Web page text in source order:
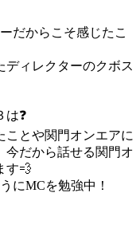
だからこそ感じたこ
ディレクターのクボス
は❓
ことや関門オンエアに
今だから話せる関門オ
す💨
にMCを勉強中！